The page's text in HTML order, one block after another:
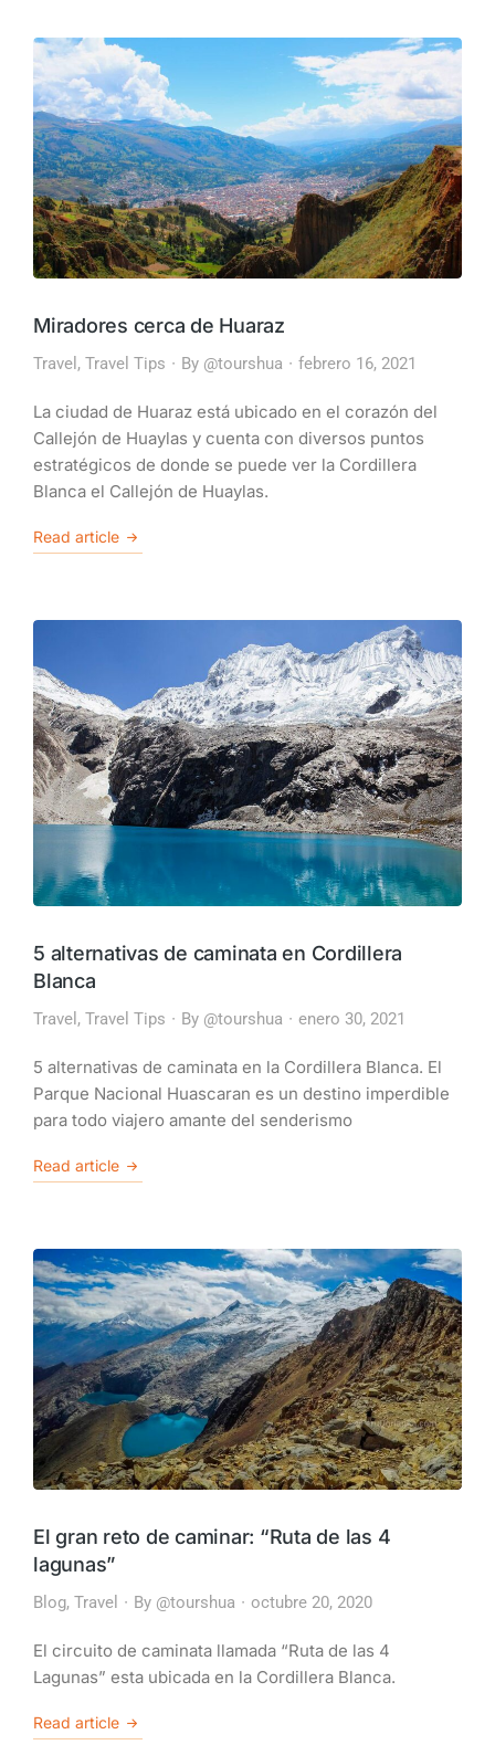
Miradores cerca de Huaraz
Travel , Travel Tips By @tourshua febrero 16, 2021
La ciudad de Huaraz está ubicado en el corazón del
Callejón de Huaylas y cuenta con diversos puntos
estratégicos de donde se puede ver la Cordillera
Blanca el Callejón de Huaylas.
Read article
5 alternativas de caminata en Cordillera
Blanca
Travel , Travel Tips By @tourshua enero 30, 2021
5 alternativas de caminata en la Cordillera Blanca. El
Parque Nacional Huascaran es un destino imperdible
para todo viajero amante del senderismo
Read article
El gran reto de caminar: “Ruta de las 4
lagunas”
Blog, Travel By @tourshua octubre 20, 2020
El circuito de caminata llamada “Ruta de las 4
Lagunas” esta ubicada en la Cordillera Blanca.
Read article